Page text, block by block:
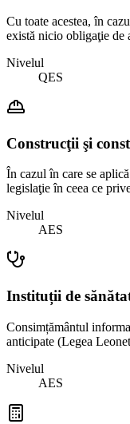
Cu toate acestea, în
există nicio obligaţie de
Nivelul
QES
Construcţii şi
În cazul în care se
legislaţie în ceea ce
Nivelul
AES
Instituții de
Consimțământul
anticipate (Legea
Nivelul
AES